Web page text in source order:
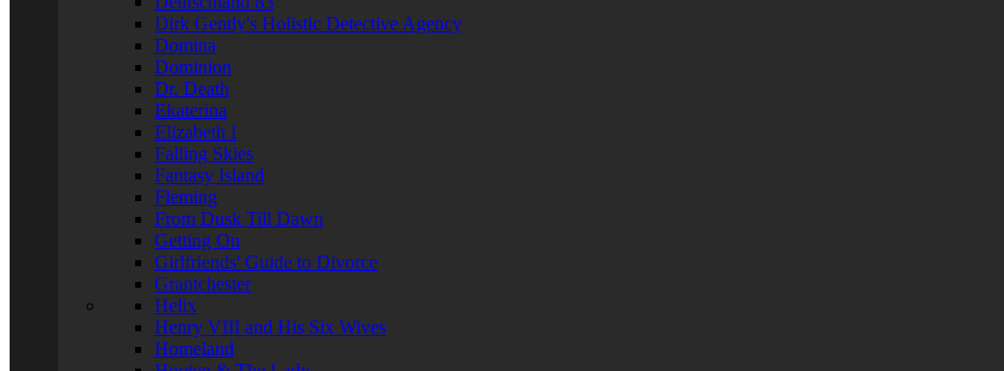
Dirk Gently's Holistic Detective Agency
Domina
Dominion
Dr. Death
Ekaterina
Elizabeth I
Falling Skies
Fantasy Island
Fleming
From Dusk Till Dawn
Getting On
Girlfriends' Guide to Divorce
Grantchester
Helix
Henry VIII and His Six Wives
Homeland